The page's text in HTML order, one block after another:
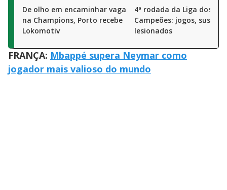
De olho em encaminhar vaga
na Champions, Porto recebe
Lokomotiv
4ª rodada da Liga dos
Campeões: jogos,
lesionados
FRANÇA: Mbappé supera Neymar como
jogador mais valioso do mundo